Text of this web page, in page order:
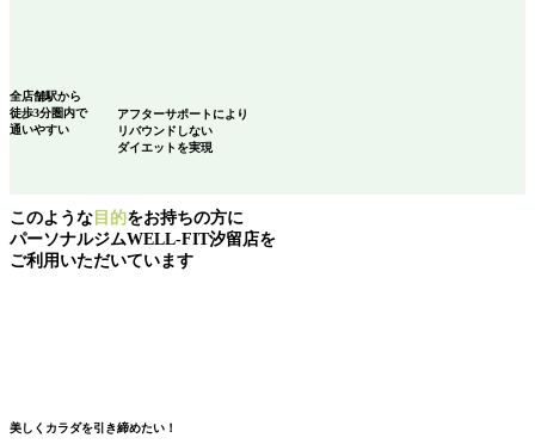
全店舗駅から
徒歩3分圏内で
通いやすい
アフターサポートにより
リバウンドしない
ダイエットを実現
このような 目的をお持ちの方に
パーソナルジムWELL-FIT汐留店を
ご利用いただいています
美しくカラダを引き締めたい！